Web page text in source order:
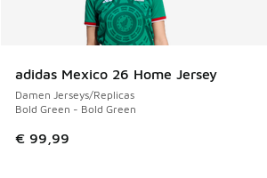
adidas Mexico 26 Home Jersey
Damen Jerseys/Replicas
Bold Green - Bold Green
€ 99,99